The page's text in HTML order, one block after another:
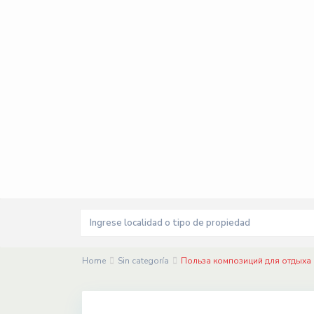
Home Sin categoría Польза композиций для отдыха